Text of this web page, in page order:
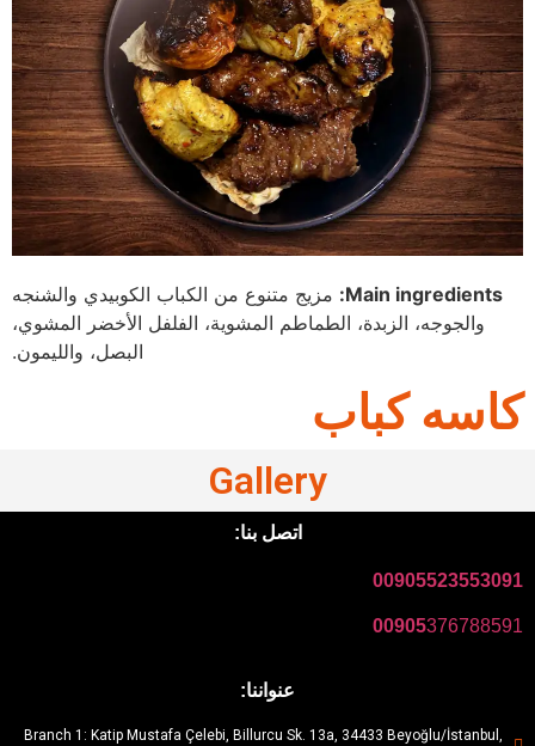
Main ingredients: مزيج متنوع من الكباب الكوبيدي والشنجه
والجوجه، الزبدة، الطماطم المشوية، الفلفل الأخضر المشوي،
البصل، والليمون.
کاسه کباب
Gallery
اتصل بنا:
00905523553091
00905376788591
عنواننا:
Branch 1: Katip Mustafa Çelebi, Billurcu Sk. 13a, 34433 Beyoğlu/İstanbul,